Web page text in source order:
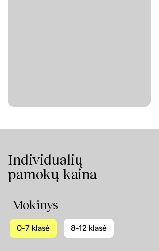
Individualių
pamokų kaina
Mokinys
0-7 klasė 8-12 klasė